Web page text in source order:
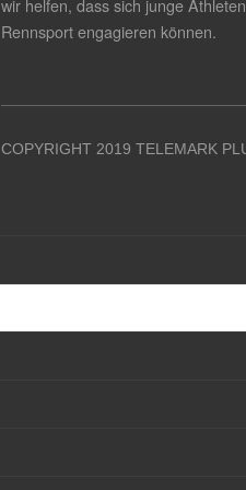
wir helfen, dass sich junge
Rennsport engagieren können.
COPYRIGHT 2019 TELEMARK